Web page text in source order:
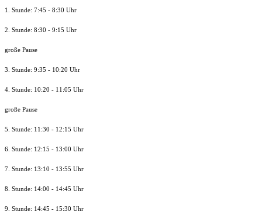
1. Stunde: 7:45 - 8:30 Uhr
2. Stunde: 8:30 - 9:15 Uhr
große Pause
3. Stunde: 9:35 - 10:20 Uhr
4. Stunde: 10:20 - 11:05 Uhr
große Pause
5. Stunde: 11:30 - 12:15 Uhr
6. Stunde: 12:15 - 13:00 Uhr
7. Stunde: 13:10 - 13:55 Uhr
8. Stunde: 14:00 - 14:45 Uhr
9. Stunde: 14:45 - 15:30 Uhr